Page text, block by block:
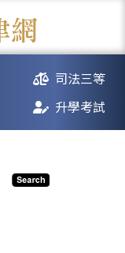
司法三等
升學考試